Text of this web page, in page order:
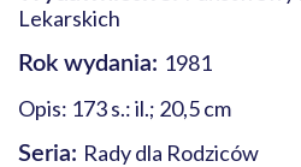
Lekarskich
Rok wydania: 1981
Opis: 173 s.: il.; 20,5 cm
Seria: Rady dla Rodziców